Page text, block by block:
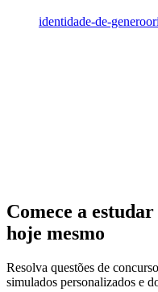
identidade-de-genero
Comece a
hoje mesmo
Resolva questões de
simulados personalizados e